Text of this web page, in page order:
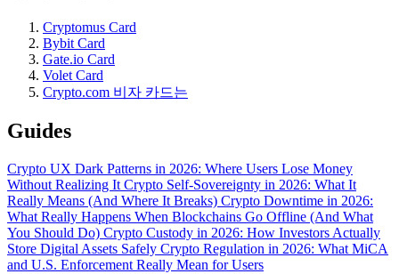
Cryptomus Card
Bybit Card
Gate.io Card
Volet Card
Crypto.com 비자 카드는
Guides
Crypto UX Dark Patterns in 2026: Where Users Lose Money
Without Realizing It Crypto Self-Sovereignty in 2026: What It
Really Means (And Where It Breaks) Crypto Downtime in 2026:
What Really Happens When Blockchains Go Offline (And What
You Should Do) Crypto Custody in 2026: How Investors Actually
Store Digital Assets Safely Crypto Regulation in 2026: What MiCA
and U.S. Enforcement Really Mean for Users